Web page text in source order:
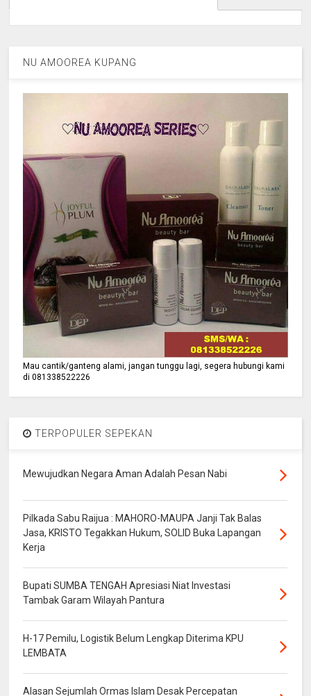
NU AMOOREA KUPANG
Mau cantik/ganteng alami, jangan tunggu lagi, segera hubungi kami
di 081338522226
TERPOPULER SEPEKAN
Mewujudkan Negara Aman Adalah Pesan Nabi
Pilkada Sabu Raijua : MAHORO-MAUPA Janji Tak Balas
Jasa, KRISTO Tegakkan Hukum, SOLID Buka Lapangan
Kerja
Bupati SUMBA TENGAH Apresiasi Niat Investasi
Tambak Garam Wilayah Pantura
H-17 Pemilu, Logistik Belum Lengkap Diterima KPU
LEMBATA
Alasan Sejumlah Ormas Islam Desak Percepatan